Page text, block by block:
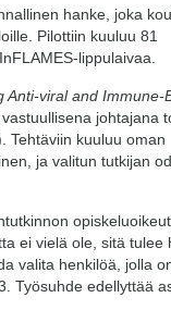
hanke, joka
Pilottiin kuuluu 81
lippulaivaa.
Anti-viral and Immune-
vastuullisena johtajana
Tehtäviin kuuluu oman
ja valitun tutkijan
ei vielä ole, sitä tulee
valita henkilöä, jolla
Työsuhde edellyttää